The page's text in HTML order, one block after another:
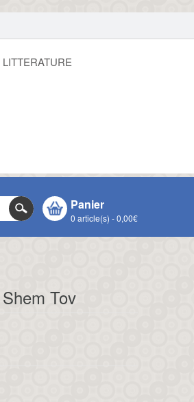
LITTERATURE
Panier
0 article(s) - 0,00€
Tov